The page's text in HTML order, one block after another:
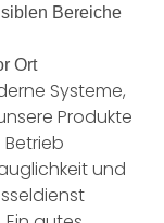
Bereiche
Ort
Systeme,
Produkte
und